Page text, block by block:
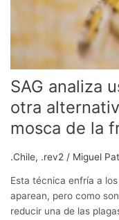
SAG analiza
otra
mosca de la
.Chile, .rev2 / Miguel
Esta técnica enfría a
aparean, pero como
reducir una de las
mosca
de
la
fruta